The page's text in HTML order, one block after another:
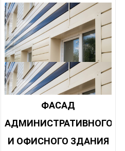
ФАСАД
АДМИНИСТРАТИВНОГО
И ОФИСНОГО ЗДАНИЯ